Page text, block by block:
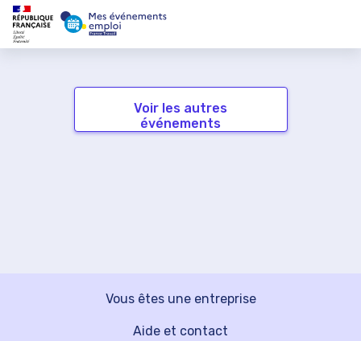
Voir les autres
événements
Vous êtes une entreprise
Aide et contact